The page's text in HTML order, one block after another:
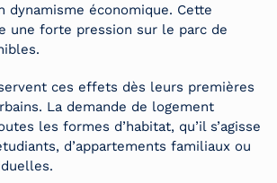
dynamisme économique. Cette
une forte pression sur le parc de
ces effets dès leurs premières
La demande de logement
les formes d’habitat, qu’il s’agisse
d’appartements familiaux ou